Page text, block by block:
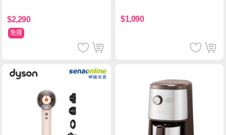
$2,290
免運
$1,090